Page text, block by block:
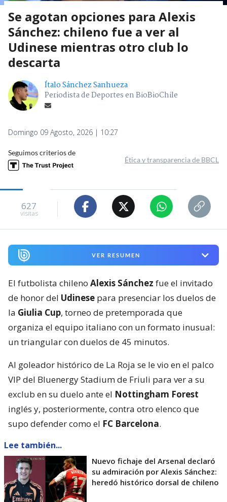
Se agotan opciones para Alexis
Sánchez: chileno fue a ver al
Udinese mientras otro club lo
descarta
Ítalo Sánchez Sanhueza
Periodista de Deportes en BioBioChile
Domingo 09 Agosto, 2026 | 10:27
Seguimos criterios de
Ética y transparencia de BBCL
627
visitas
VER RESUMEN
El futbolista chileno Alexis Sánchez fue el invitado
de honor del Udinese para presenciar los duelos de
la Giulia Cup, torneo de pretemporada que
organiza el equipo italiano con un formato inusual:
un triangular con duelos de 45 minutos.
Al goleador histórico de La Roja se le vio en el palco
VIP del Bluenergy Stadium de Friuli para ver a su
exclub en su duelo ante el Nottingham Forest
inglés y, posteriormente, contra otro elenco que
supo defender como el FC Barcelona.
Lee también...
Nuevo fichaje del Arsenal declaró
su admiración por Alexis Sánchez:
heredó histórico dorsal de chileno